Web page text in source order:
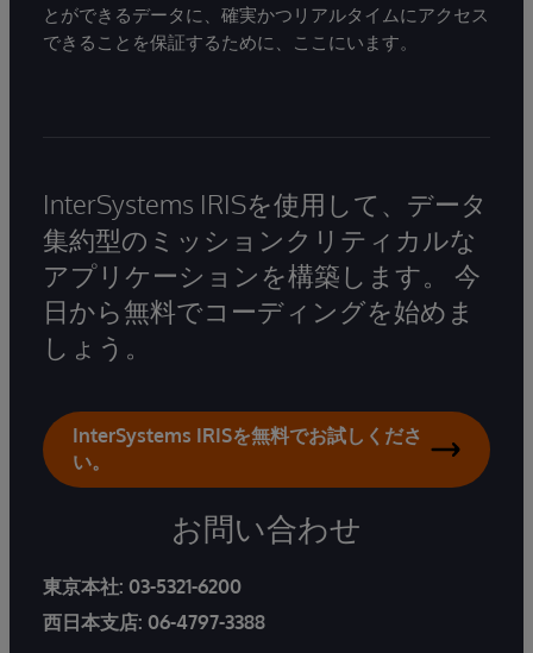
とができるデータに、確実かつリアルタイムにアクセス
できることを保証するために、ここにいます。
InterSystems IRISを使用して、データ
集約型のミッションクリティカルな
アプリケーションを構築します。 今
日から無料でコーディングを始めま
しょう。
InterSystems IRISを無料でお試しくださ
い。
お問い合わせ
東京本社: 03-5321-6200
西日本支店: 06-4797-3388